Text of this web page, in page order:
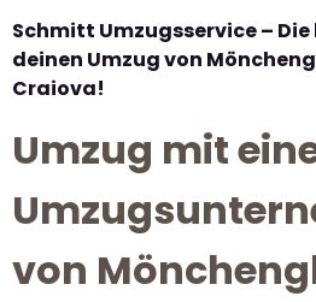
Schmitt Umzugsservice –
deinen Umzug von
Craiova!
Umzug mit
von